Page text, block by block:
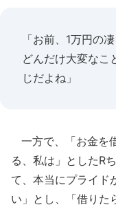
「お前、1万円の
どんだけ大変な
じだよね」
一方で、「お金を
る、私は」としたR
て、本当にプライド
い」とし、「借りた